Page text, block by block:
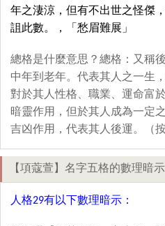
年之淒涼，但有不出世之怪傑
詛此數。，「愁眉難展」
總格是什麼意思？總格：又稱
中年到老年。代表其人之一生
對於其人性格、職業、運命富
暗靈作用，但於其人成為一定
吉凶作用，代表其人後運。（
【項蔻萱】名字五格的數理暗示
人格29有以下數理暗示：